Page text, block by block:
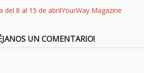
del 8 al 15 de abrilYourWay Magazine
UN COMENTARIO!